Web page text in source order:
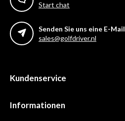
Start chat
Senden Sie uns eine E-Mail
sales@golfdriver.nl
Kundenservice
Informationen